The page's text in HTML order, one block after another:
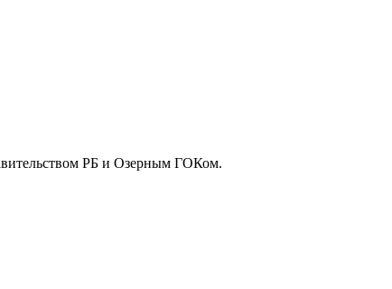
РБ и Озерным ГОКом.